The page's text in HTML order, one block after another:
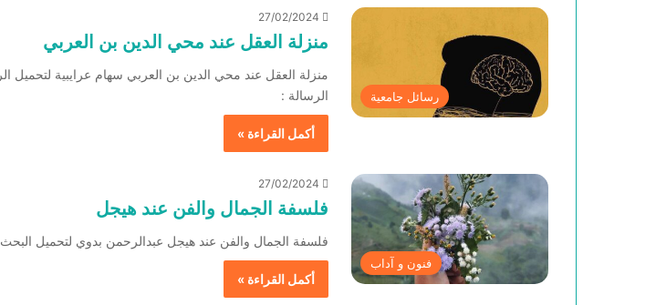
رسائل جامعية
27/02/2024
منزلة العقل عند محي الدين بن العربي
الرسالة :
أكمل القراءة »
فنون و آداب
27/02/2024
فلسفة الجمال والفن عند هيجل
فلسفة الجمال والفن عند هيجل عبدالرحمن بدوي لتحميل البحث pdf : تصفح البحث :
أكمل القراءة »